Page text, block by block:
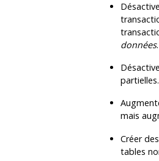
données.
partielles.
mais
Créer des
tables